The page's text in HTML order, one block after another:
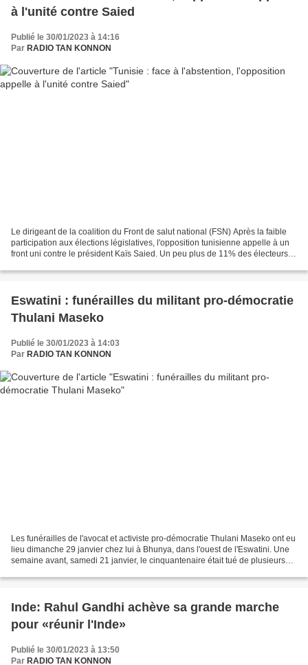
à l'unité contre Saied
Publié le 30/01/2023 à 14:16
Par RADIO TAN KONNON
Le dirigeant de la coalition du Front de salut national (FSN) Après la faible
participation aux élections législatives, l'opposition tunisienne appelle à un
front uni contre le président Kaïs Saied. Un peu plus de 11% des électeurs
Eswatini : funérailles du militant pro-démocratie
Thulani Maseko
Publié le 30/01/2023 à 14:03
Par RADIO TAN KONNON
Les funérailles de l'avocat et activiste pro-démocratie Thulani Maseko ont eu
lieu dimanche 29 janvier chez lui à Bhunya, dans l'ouest de l'Eswatini. Une
semaine avant, samedi 21 janvier, le cinquantenaire était tué de plusieurs
Inde: Rahul Gandhi achève sa grande marche
pour «réunir l'Inde»
Publié le 30/01/2023 à 13:50
Par RADIO TAN KONNON